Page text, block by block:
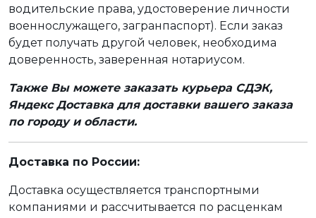
водительские права, удостоверение личности
военнослужащего, загранпаспорт). Если заказ
будет получать другой человек, необходима
доверенность, заверенная нотариусом.
Также Вы можете заказать курьера СДЭК,
Яндекс Доставка для доставки вашего заказа
по городу и области.
Доставка по России:
Доставка осуществляется транспортными
компаниями и рассчитывается по расценкам